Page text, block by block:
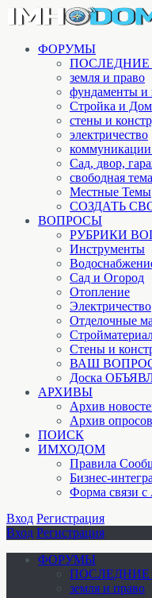
ФОРУМЫ
земля и право
фундаменты и
Стройка и
стены и
электричество
Cад, двор,
свободная тема
Местные Темы
СОЗДАТЬ
ВОПРОСЫ
РУБРИКИ
Инструменты
Сад и Огород
Отопление
Электричество
Отделочные
Стены и
ВАШ
Доска
АРХИВЫ
Архив
Архив опросов
ПОИСК
ИМХОДОМ
Правила
Бизнес-
Форма связи
Вход Регистрация
Вход Регистрация
ФОРУМЫ
земля и право